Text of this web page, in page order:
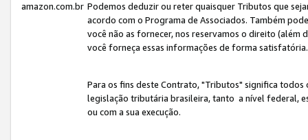
amazon.com.br Podemos deduzir ou reter quaisquer Tributos que
acordo com o Programa de Associados. Também
você não as fornecer, nos reservamos o direito (além
você forneça essas informações de forma
Para os fins deste Contrato, "Tributos" significa
legislação tributária brasileira, tanto a nível federal,
ou com a sua execução.